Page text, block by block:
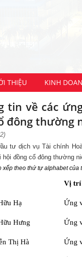
THIỆU KINH
tin về các
đông thường
tư dịch vụ Tài chính
hội đồng cổ đông thường
xếp theo thứ tự alphabet
Vị trí
Hạ Ứng
Hưng Ứng
Thị Hà Ứng